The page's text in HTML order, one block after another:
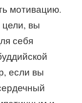
мотивацию.
цели, вы
себя
если вы